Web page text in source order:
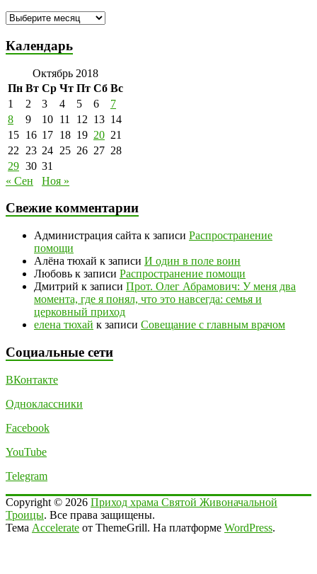
Архивы
Календарь
Октябрь 2018
Пн Вт Ср Чт Пт Сб Вс
1
2 3 4 5 6
7
8
9 10 11 12 13 14
15 16 17 18 19 20 21
22
23 24 25 26 27 28
29 30 31
« Сен
Ноя »
Свежие комментарии
Администрация сайта к записи Распространение
помощи
Алёна тюхай к записи И один в поле воин
Любовь к записи Распространение помощи
Дмитрий к записи Прот. Олег Абрамович: У меня два
момента, где я понял, что это навсегда: семья и
церковный приход
елена тюхай к записи Совещание с главным врачом
Социальные сети
ВКонтакте
Одноклассники
Facebook
YouTube
Telegram
Copyright © 2026 Приход храма Святой Живоначальной
Троицы. Все права защищены.
Тема Accelerate от ThemeGrill. На платформе WordPress.